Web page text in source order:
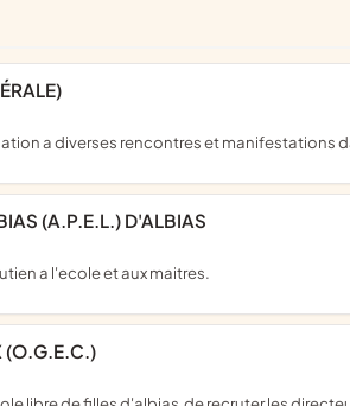
a diverses rencontres et manifestations
(A.P.E.L.) D'ALBIAS
a l'ecole et aux maitres.
(O.G.E.C.)